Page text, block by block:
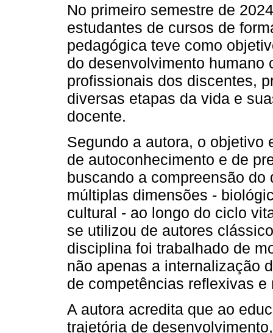
No primeiro semestre de
estudantes de cursos de
pedagógica teve como
do desenvolvimento humano
profissionais dos discentes,
diversas etapas da vida e
docente.
Segundo a autora, o objetivo
de autoconhecimento e de
buscando a compreensão
múltiplas dimensões -
cultural - ao longo do ciclo
se utilizou de autores
disciplina foi trabalhado de
não apenas a internalização
de competências reflexivas e
A autora acredita que ao
trajetória de